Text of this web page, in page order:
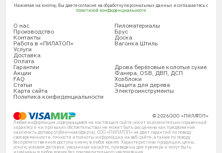
Нажимая на кнопку, Вы даете согласие на обработку персональных данных и соглашаетесь с
политикой конфиденциальности
О нас
Производство
Контакты
Работа в «ПИЛАТОП»
Услуги
Доставка
Оплата
Гарантии
Акции
FAQ
Статьи
Карта сайта
Политика конфиденциальности
Пиломатериалы
Брус
Доска
Вагонка Штиль
Дрова берёзовые колотые сухие
Фанера, OSB, ДВП, ДСП
Хозблоки
Защита для дерева
Электроинструменты
© 2026 ООО «ПИЛАТОП»
Любая информация, содержащаяся на настоящем сайте, носит исключительно справочный
характер и ни при каких обстоятельствах не может быть расценена как предложение
заключить договор (публичная оферта). ООО «ПИЛАТОП» не дает гарантий по поводу
своевременности, точности и полноты информации на веб-сайте, а также по поводу
беспрепятственного доступа к нему в любое время. Характеристики продукции, цены,
услуги, условия доставки, указанные на сайте, приведены для примера и могут быть
изменены в любое время без предварительного уведомления.